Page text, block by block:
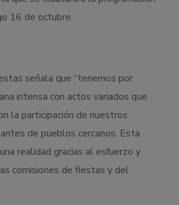
16 de octubre.
señala que “tenemos por
intensa con actos variados que
la participación de nuestros
de pueblos cercanos. Esta
realidad gracias al esfuerzo y
comisiones de fiestas y del